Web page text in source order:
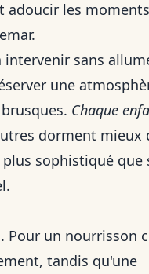
adoucir les
intervenir sans
une
Chaque
dorment mieux
sophistiqué que
Pour un nourrisson
tandis qu'une